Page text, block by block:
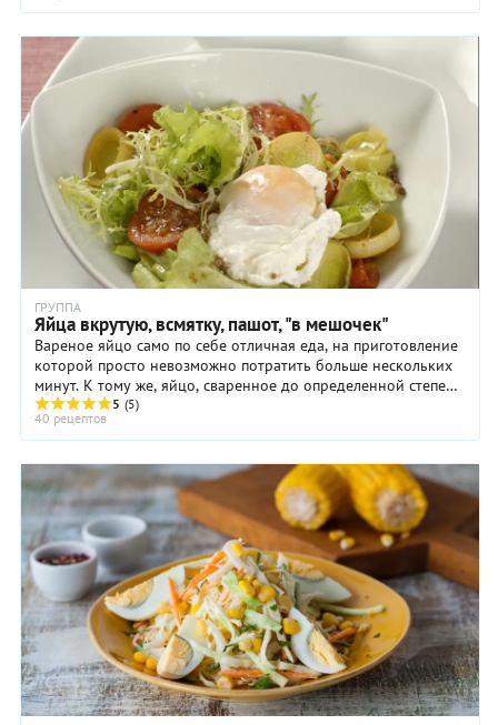
ГРУППА
Яйца вкрутую, всмятку, пашот, "в мешочек"
Вареное яйцо само по себе отличная еда, на приготовление
которой просто невозможно потратить больше нескольких
минут. К тому же, яйцо, сваренное до определенной степени
готовности, часто входит в ...
5 (5)
40 рецептов